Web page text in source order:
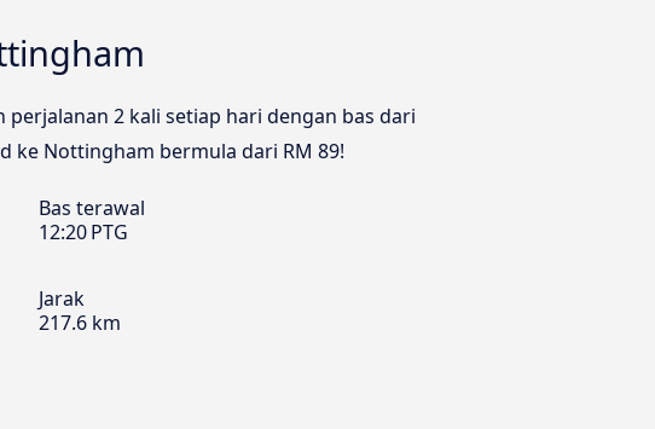
perjalanan 2 kali setiap hari dengan bas dari
ke Nottingham bermula dari RM 89!
Bas terawal
12:20 PTG
Jarak
217.6 km